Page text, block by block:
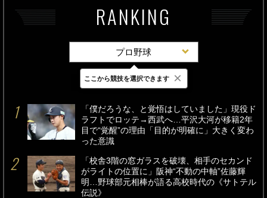
RANKING
プロ野球
最新 24時間 週間
「僕だろうな、と覚悟はしていました」現役ド
ラフトでロッテ→西武へ…平沢大河が移籍2年
目で“覚醒”の理由「目的が明確に」大きく変わ
った意識
「校舎3階の窓ガラスを破壊、相手のセカンド
がライトの位置に」阪神“不動の中軸”佐藤輝
明…野球部元相棒が語る高校時代の《サトテル
伝説》
ここから競技を選択できます ×